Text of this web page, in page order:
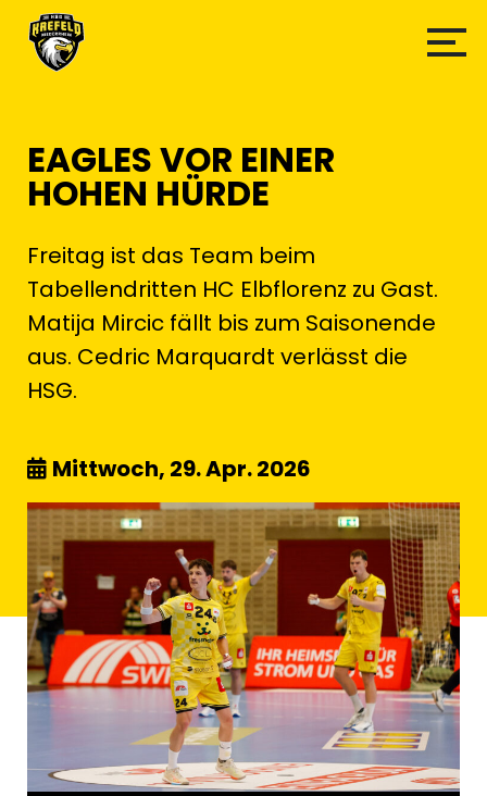
EAGLES VOR EINER
HOHEN HÜRDE
Freitag ist das Team beim
Tabellendritten HC Elbflorenz zu Gast.
Matija Mircic fällt bis zum Saisonende
aus. Cedric Marquardt verlässt die
HSG.
Mittwoch, 29. Apr. 2026